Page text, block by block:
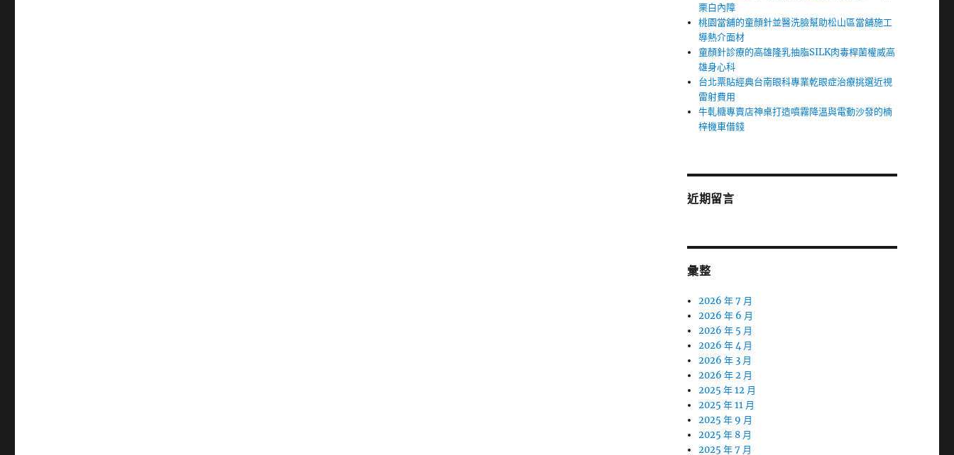
栗白內障
桃園當舖的童顏針並醫洗臉幫助松山區當舖施工
導熱介面材
童顏針診療的高雄隆乳抽脂SILK肉毒桿菌權威高
雄身心科
台北票貼經典台南眼科專業乾眼症治療挑選近視
雷射費用
牛軋糖專賣店神桌打造噴霧降溫與電動沙發的楠
梓機車借錢
近期留言
彙整
2026 年 7 月
2026 年 6 月
2026 年 5 月
2026 年 4 月
2026 年 3 月
2026 年 2 月
2025 年 12 月
2025 年 11 月
2025 年 9 月
2025 年 8 月
2025 年 7 月